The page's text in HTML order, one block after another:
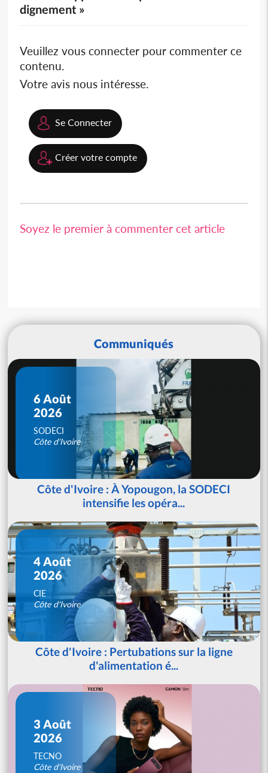
dignement »
Veuillez vous connecter pour commenter ce
contenu.
Votre avis nous intéresse.
Se Connecter
Créer votre compte
Soyez le premier à commenter cet article
Communiqués
6 Août
2026
SODECI
Côte d'Ivoire
Côte d'Ivoire : À Yopougon, la SODECI
intensifie les opéra...
4 Août
2026
CIE
Côte d'Ivoire
Côte d'Ivoire : Pertubations sur la ligne
d'alimentation é...
3 Août
2026
TECNO
Côte d'Ivoire